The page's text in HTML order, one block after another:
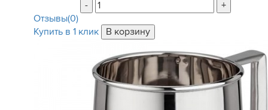
-
+
Отзывы(0)
Купить в 1 клик